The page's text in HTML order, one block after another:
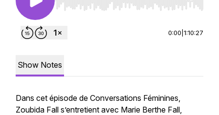
Use Left/Right to seek, Home/End to jump to
0:00 1:10:27
Show Notes
Dans cet épisode de Conversations Féminines,
Zoubida Fall s’entretient avec Marie Berthe Fall,